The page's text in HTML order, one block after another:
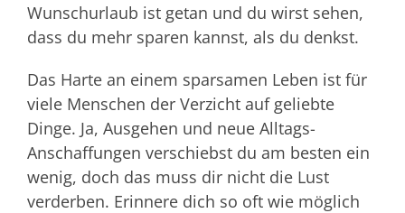
Wunschurlaub ist getan und du wirst sehen,
dass du mehr sparen kannst, als du denkst.
Das Harte an einem sparsamen Leben ist für
viele Menschen der Verzicht auf geliebte
Dinge. Ja, Ausgehen und neue Alltags-
Anschaffungen verschiebst du am besten ein
wenig, doch das muss dir nicht die Lust
verderben. Erinnere dich so oft wie möglich